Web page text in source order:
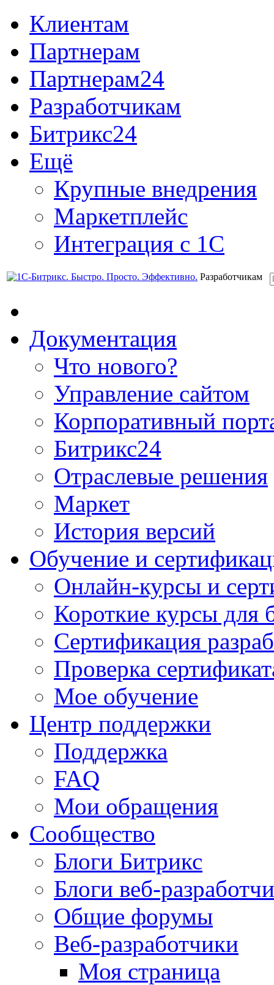
Клиентам
Партнерам
Партнерам24
Разработчикам
Битрикс24
Ещё
Крупные внедрения
Маркетплейс
Интеграция с 1С
Разработчикам
Документация
Что нового?
Управление сайтом
Корпоративный
Битрикс24
Отраслевые решения
Маркет
История версий
Обучение и
Онлайн-курсы и
Короткие курсы для
Сертификация
Проверка
Мое обучение
Центр поддержки
Поддержка
FAQ
Мои обращения
Сообщество
Блоги Битрикс
Блоги веб-
Общие форумы
Веб-разработчики
Моя страница